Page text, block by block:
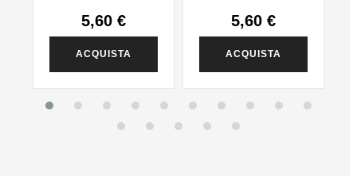
5,60 €
ACQUISTA
5,60 €
ACQUISTA